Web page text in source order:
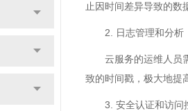
止因时间差异导致的数
2. 日志管理和分析
云服务的运维人员
致的时间戳，极大地提
3. 安全认证和访问